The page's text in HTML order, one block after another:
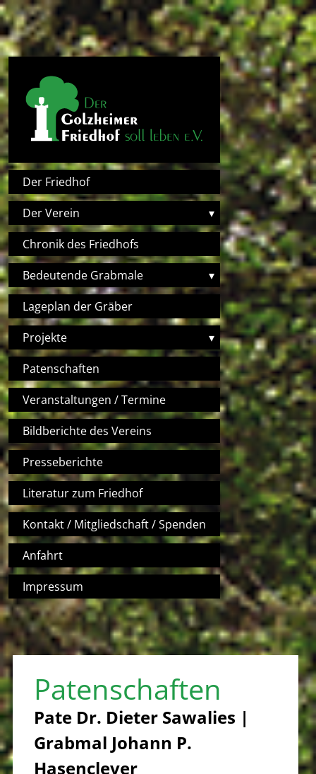
Direkt zum Inhalt
Hauptnavigation
Der Friedhof
Der Verein
▾
Chronik des Friedhofs
Bedeutende Grabmale
▾
Lageplan der Gräber
Projekte
▾
Patenschaften
Veranstaltungen / Termine
Bildberichte des Vereins
Presseberichte
Literatur zum Friedhof
Kontakt / Mitgliedschaft / Spenden
Anfahrt
Impressum
Patenschaften
Pate Dr. Dieter Sawalies |
Grabmal Johann P.
Hasenclever